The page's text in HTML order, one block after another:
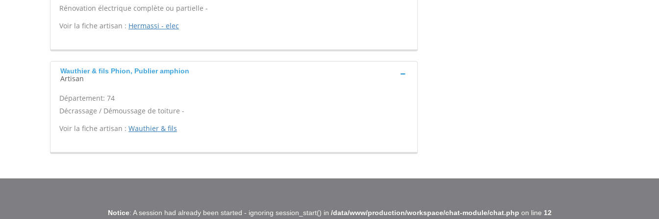
Rénovation électrique complète ou partielle -
Voir la fiche artisan : Hermassi - elec
Wauthier & fils Phion, Publier amphion
Artisan
Département: 74
Décrassage / Démoussage de toiture -
Voir la fiche artisan : Wauthier & fils
Notice: A session had already been started - ignoring session_start() in /data/www/production/workspace/chat-module/chat.php on line 12